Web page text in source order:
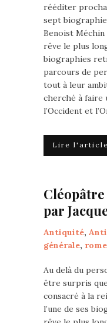
rééditer
sept
Benoist
rêve le plus
biographies
parcours de
tout à leur
cherché à faire
l’Occident et
Lire l'article
par
Antiquité,
générale, rome
Au delà du
être surpris
consacré à la
l’une de ses